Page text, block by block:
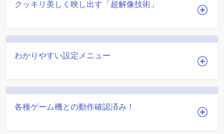
クッキリ美しく映し出す「超解像技術」
わかりやすい設定メニュー
各種ゲーム機との動作確認済み！